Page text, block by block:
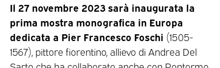
Il 27 novembre 2023 sarà inaugurata la
prima mostra monografica in Europa
dedicata a Pier Francesco Foschi (1505-
1567), pittore fiorentino, allievo di Andrea Del